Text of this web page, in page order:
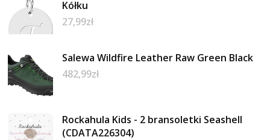
Kółku
27,99zł
Salewa Wildfire Leather Raw Green Black
482,99zł
Rockahula Kids - 2 bransoletki Seashell
(CDATA226304)